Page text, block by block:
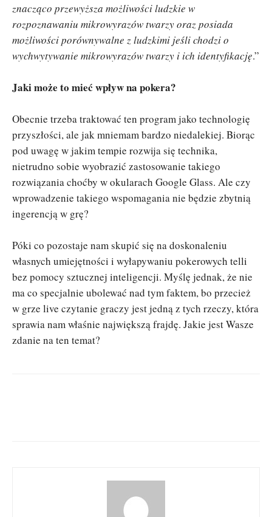
znacząco przewyższa możliwości ludzkie w
rozpoznawaniu mikrowyrazów twarzy oraz posiada
możliwości porównywalne z ludzkimi jeśli chodzi o
wychwytywanie mikrowyrazów twarzy i ich identyfikację.”
Jaki może to mieć wpływ na pokera?
Obecnie trzeba traktować ten program jako technologię
przyszłości, ale jak mniemam bardzo niedalekiej. Biorąc
pod uwagę w jakim tempie rozwija się technika,
nietrudno sobie wyobrazić zastosowanie takiego
rozwiązania choćby w okularach Google Glass. Ale czy
wprowadzenie takiego wspomagania nie będzie zbytnią
ingerencją w grę?
Póki co pozostaje nam skupić się na doskonaleniu
własnych umiejętności i wyłapywaniu pokerowych telli
bez pomocy sztucznej inteligencji. Myślę jednak, że nie
ma co specjalnie ubolewać nad tym faktem, bo przecież
w grze live czytanie graczy jest jedną z tych rzeczy, która
sprawia nam właśnie największą frajdę. Jakie jest Wasze
zdanie na ten temat?